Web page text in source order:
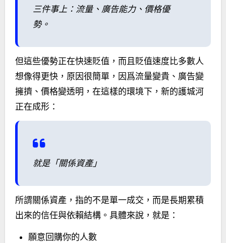
三件事上：流量、廣告能力、價格優
勢。
但這些優勢正在快速貶值，而且貶值速度比多數人
想像得更快，原因很簡單，因爲流量變貴、廣告變
擁擠、價格變透明，在這樣的環境下，新的護城河
正在成形：
就是「關係資產」
所謂關係資產，指的不是單一成交，而是長期累積
出來的信任與依賴結構。具體來說，就是：
願意回購你的人數